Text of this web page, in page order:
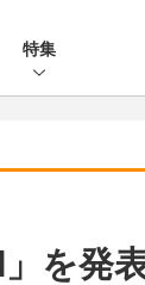
特集
」を